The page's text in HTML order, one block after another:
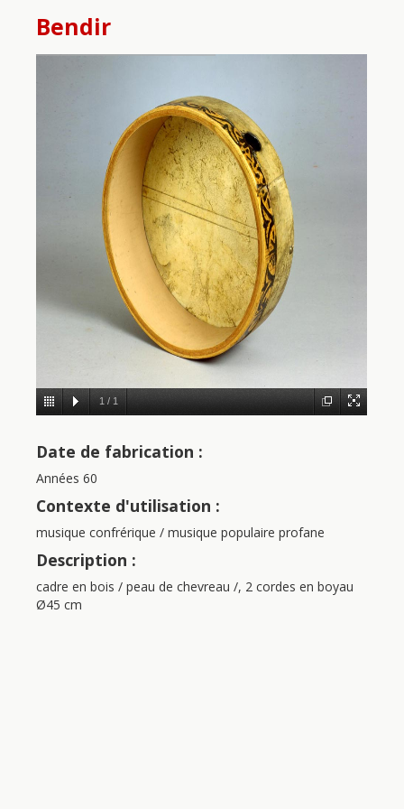
Bendir
1 / 1
Date de fabrication :
Années 60
Contexte d'utilisation :
musique confrérique / musique populaire profane
Description :
cadre en bois / peau de chevreau /, 2 cordes en boyau
Ø45 cm